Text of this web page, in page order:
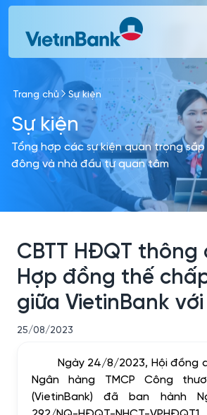
Skip to Main Content
Trang chủ Sự kiện
Sự kiện
Tổng hợp các sự kiện quan trọng
đông và nhà đầu tư quan tâm
CBTT HĐQT
Hợp đồng thế
giữa VietinBank với
25/08/2023
Ngày 24/8/2023, Hội đồng
Ngân hàng TMCP Công
(VietinBank) đã ban hành